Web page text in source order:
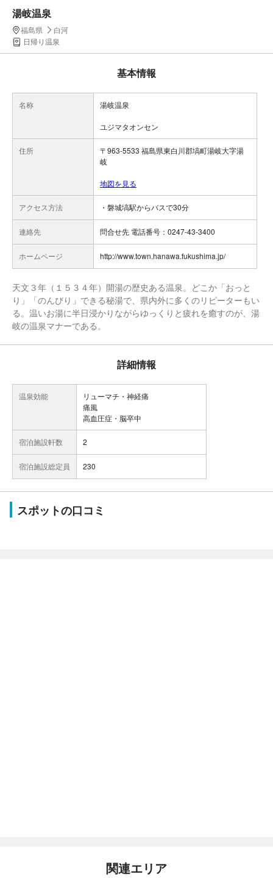
湯岐温泉
福島県
白河
日帰り温泉
基本情報
名称 湯岐温泉
ユジマタオンセン
住所
〒963-5533 福島県東白川郡塙町湯岐大字湯
岐
地図を見る
アクセス方法 ・磐城塙駅からバスで30分
連絡先 問合せ先 電話番号：0247-43-3400
ホームページ http://www.town.hanawa.fukushima.jp/
天文３年（１５３４年）開湯の歴史ある温泉。どこか「おっと
り」「のんびり」できる秘湯で、県内外に多くのリピーターもい
る。温いお湯に半日浸かりながらゆっくりと疲れを癒すのが、湯
岐の温泉マナーである。
詳細情報
温泉効能
リューマチ・神経痛
痛風
高血圧症・脳卒中
宿泊施設軒数 2
宿泊施設総定員 230
スポットの口コミ
関連エリア